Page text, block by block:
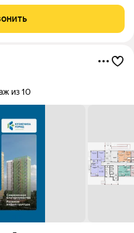
кухня 9,2м.
из 10